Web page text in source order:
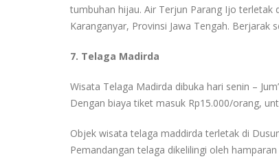
tumbuhan hijau. Air Terjun Parang Ijo
Karanganyar, Provinsi Jawa Tengah. Berjarak
7. Telaga Madirda
Wisata Telaga Madirda dibuka hari senin –
Dengan biaya tiket masuk Rp15.000/orang,
Objek wisata telaga maddirda terletak di
Pemandangan telaga dikelilingi oleh